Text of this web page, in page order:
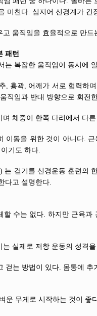
미친다. 심지어 신경계가
움직임을 효율적으로 만
패턴
는 복잡한 움직임이 동시에
, 흉곽, 어깨가 서로 협력하
직임과 반대 방향으로 회전
체중이 한쪽 다리에서 다
이동을 위한 것이 아니다.
기도 하다.
는 걷기를 신경운동 훈련의
다고 설명한다.
수는 없다. 하지만 근육과
실제로 저항 운동의 성격
걷는 방법이 있다. 몸통에
운 무게로 시작하는 것이 좋